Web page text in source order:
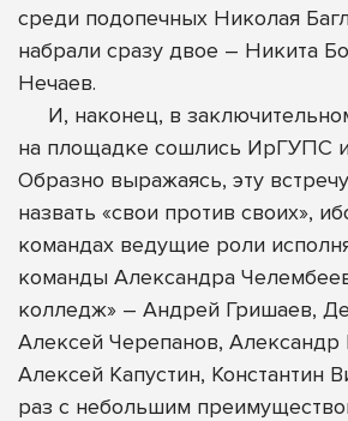
среди подопечных Николая
набрали сразу двое – Никита
Нечаев.
И, наконец, в
на площадке сошлись ИрГУПС и
Образно выражаясь, эту
назвать «свои против своих»,
командах ведущие роли
команды Александра
колледж» – Андрей Гришаев,
Алексей Черепанов,
Алексей Капустин, Константин
раз с небольшим